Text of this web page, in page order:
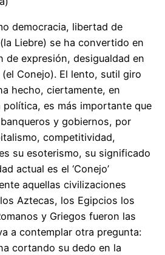
democracia, libertad de
Liebre) se ha convertido en
de expresión, desigualdad en
Conejo). El lento, sutil giro
hecho, ciertamente, en
política, es más importante que
y gobiernos, por
competitividad,
su esoterismo, su significado
actual es el ‘Conejo’
aquellas civilizaciones
Aztecas, los Egipcios los
y Griegos fueron las
a contemplar otra pregunta:
cortando su dedo en la